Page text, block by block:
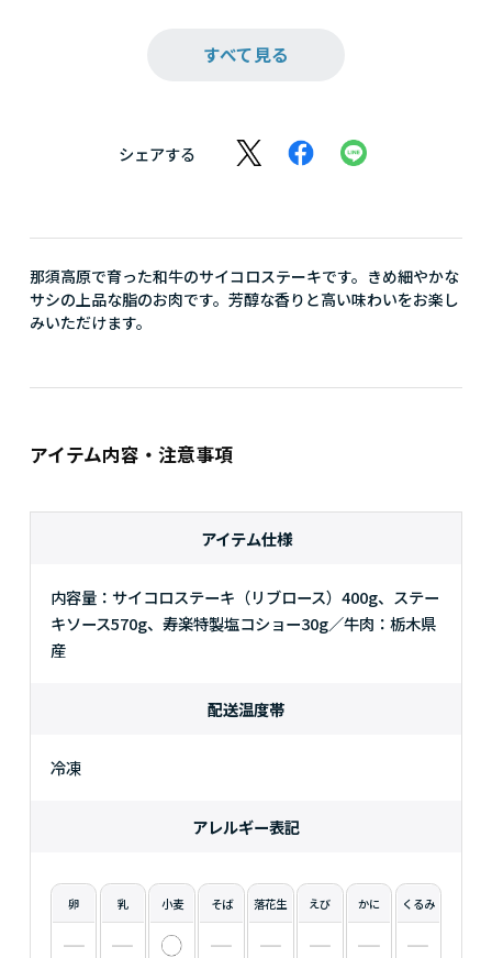
すべて見る
シェアする
那須高原で育った和牛のサイコロステーキです。きめ細やかな
サシの上品な脂のお肉です。芳醇な香りと高い味わいをお楽し
みいただけます。
アイテム内容・注意事項
アイテム仕様
内容量：サイコロステーキ（リブロース）400g、ステー
キソース570g、寿楽特製塩コショー30g／牛肉：栃木県
産
配送温度帯
冷凍
アレルギー表記
卵 乳 小麦 そば 落花生 えび かに くるみ